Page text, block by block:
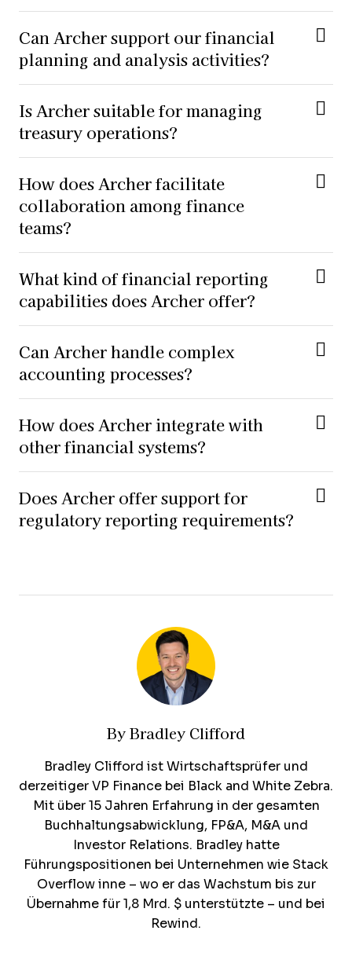
Can Archer support our financial
planning and analysis activities?
Is Archer suitable for managing
treasury operations?
How does Archer facilitate
collaboration among finance
teams?
What kind of financial reporting
capabilities does Archer offer?
Can Archer handle complex
accounting processes?
How does Archer integrate with
other financial systems?
Does Archer offer support for
regulatory reporting requirements?
By Bradley Clifford
Bradley Clifford ist Wirtschaftsprüfer und
derzeitiger VP Finance bei Black and White Zebra.
Mit über 15 Jahren Erfahrung in der gesamten
Buchhaltungsabwicklung, FP&A, M&A und
Investor Relations. Bradley hatte
Führungspositionen bei Unternehmen wie Stack
Overflow inne – wo er das Wachstum bis zur
Übernahme für 1,8 Mrd. $ unterstützte – und bei
Rewind.